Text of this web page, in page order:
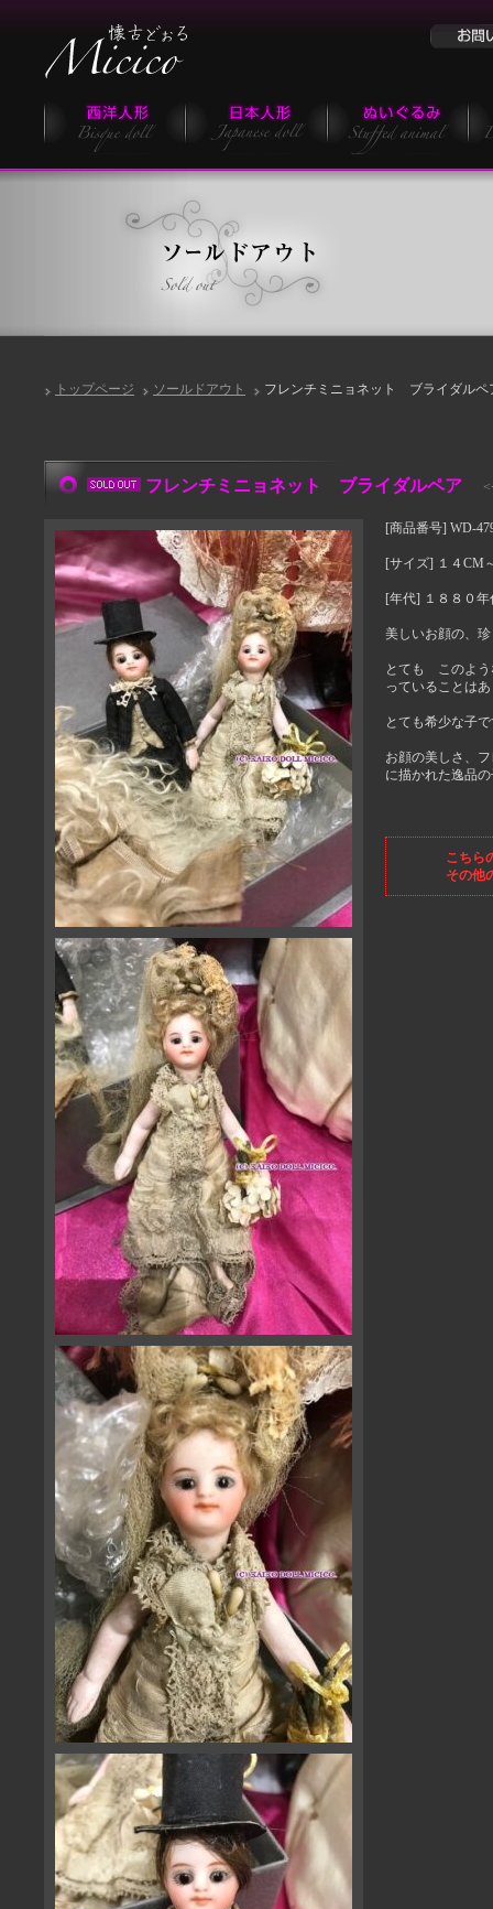
トップページ ソールドアウト フレンチミニョネット ブライダルペ
フレンチミニョネット ブライダルペア
[商品番号] WD-
[サイズ] １４CM
[年代] １８８０年
美しいお顔の、
とても このよう
っていることは
とても希少な子
お顔の美しさ、
に描かれた逸品
こちら
その他